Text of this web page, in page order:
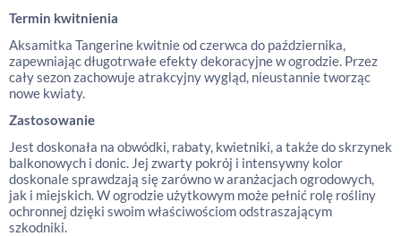
Termin kwitnienia
Aksamitka Tangerine kwitnie od czerwca do października,
zapewniając długotrwałe efekty dekoracyjne w ogrodzie. Przez
cały sezon zachowuje atrakcyjny wygląd, nieustannie tworząc
nowe kwiaty.
Zastosowanie
Jest doskonała na obwódki, rabaty, kwietniki, a także do skrzynek
balkonowych i donic. Jej zwarty pokrój i intensywny kolor
doskonale sprawdzają się zarówno w aranżacjach ogrodowych,
jak i miejskich. W ogrodzie użytkowym może pełnić rolę rośliny
ochronnej dzięki swoim właściwościom odstraszającym
szkodniki.